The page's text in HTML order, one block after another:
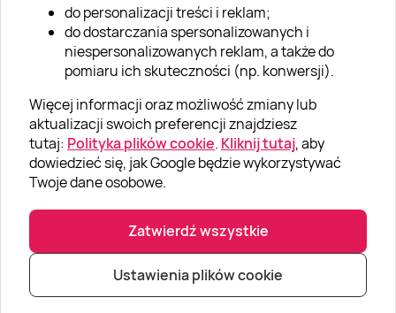
do personalizacji treści i reklam;
do dostarczania spersonalizowanych i
niespersonalizowanych reklam, a także do
pomiaru ich skuteczności (np. konwersji).
Więcej informacji oraz możliwość zmiany lub
aktualizacji swoich preferencji znajdziesz
tutaj: Polityka plików cookie. Kliknij tutaj, aby
dowiedzieć się, jak Google będzie wykorzystywać
Twoje dane osobowe.
Zatwierdź wszystkie
Ustawienia plików cookie
Klub Lojalnościowy
Dodaj recenzję
Informacje
GRUPA „SUPER PREZENTY“
© Super prezenty 2026|info@superprezenty.pl|22 395 57 20